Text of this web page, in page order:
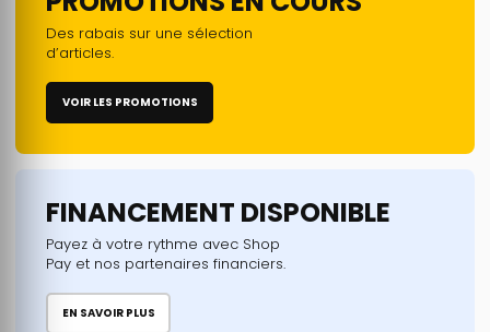
Des rabais sur une sélection
d’articles.
VOIR LES PROMOTIONS
FINANCEMENT DISPONIBLE
Payez à votre rythme avec Shop
Pay et nos partenaires financiers.
EN SAVOIR PLUS